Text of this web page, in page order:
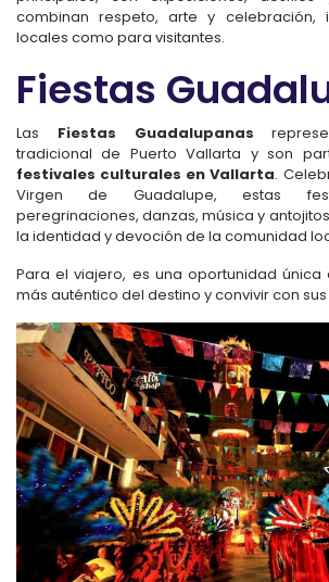
combinan respeto, arte y celebración,
locales como para visitantes.
Fiestas
Las Fiestas Guadalupanas
tradicional de Puerto Vallarta y son
festivales culturales en Vallarta.
Virgen de Guadalupe, estas
peregrinaciones, danzas, música y
la identidad y devoción de la comunidad
Para el viajero, es una oportunidad
más auténtico del destino y convivir con